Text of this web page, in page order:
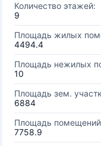
Количество этажей:
9
Площадь жилых
4494.4
Площадь нежилых
10
Площадь зем.
6884
Площадь
7758.9